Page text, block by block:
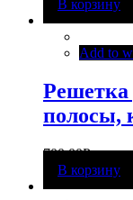
В корзину
Add to
Решетка
полосы,
700,00Р
В корзину